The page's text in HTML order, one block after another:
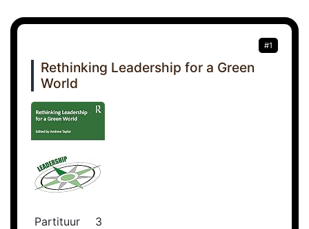
#1
Rethinking Leadership for a Green
World
Partituur
3